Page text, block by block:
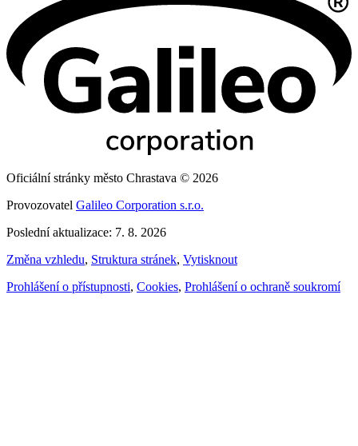
Oficiální stránky město Chrastava © 2026
Provozovatel Galileo Corporation s.r.o.
Poslední aktualizace: 7. 8. 2026
Změna vzhledu, Struktura stránek, Vytisknout
Prohlášení o přístupnosti, Cookies, Prohlášení o ochraně soukromí